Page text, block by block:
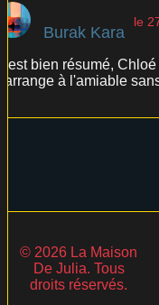
Burak Kara
le
C'est bien résumé,
s'arrange à l'amiable
© 2026 La Maison
De Julia. Tous
droits réservés.